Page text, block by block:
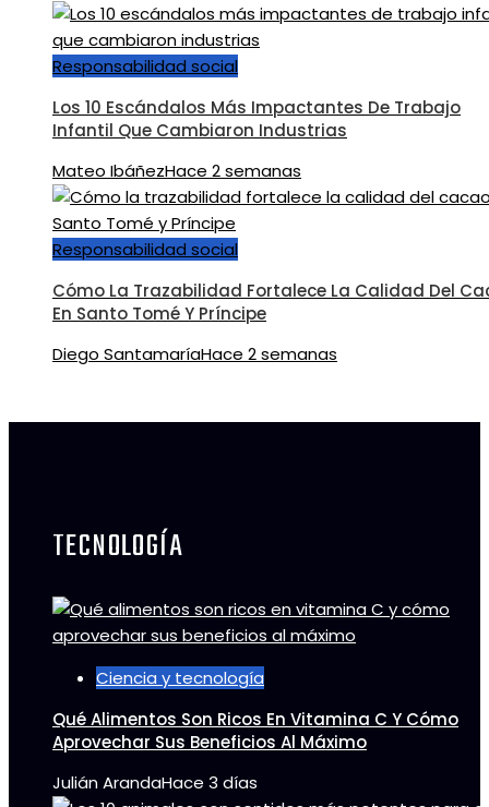
Responsabilidad social
Los 10 Escándalos Más Impactantes De Trabajo
Infantil Que Cambiaron Industrias
Mateo IbáñezHace 2 semanas
Responsabilidad social
Cómo La Trazabilidad Fortalece La Calidad Del
En Santo Tomé Y Príncipe
Diego SantamaríaHace 2 semanas
TECNOLOGÍA
Ciencia y tecnología
Qué Alimentos Son Ricos En Vitamina C Y Cómo
Aprovechar Sus Beneficios Al Máximo
Julián ArandaHace 3 días